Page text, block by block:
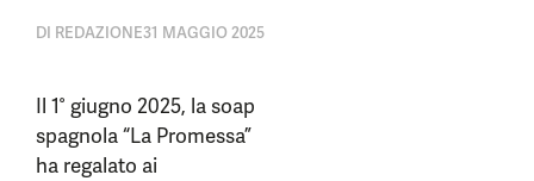
DI REDAZIONE31 MAGGIO 2025
Il 1° giugno 2025, la soap
spagnola “La Promessa”
ha regalato ai